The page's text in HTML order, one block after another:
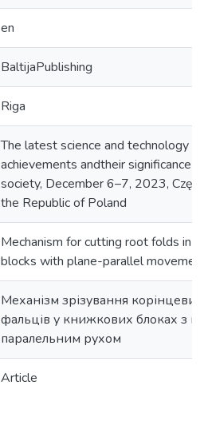
en
BaltijaPublishing
Riga
The latest science and technology
achievements andtheir significance
society, December 6–7, 2023,
the Republic of Poland
Mechanism for cutting root folds in
blocks with plane-parallel
Механізм зрізування корінцевих
фальців у книжкових блоках з
паралельним рухом
Article